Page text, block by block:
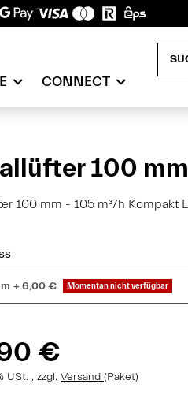
CONNECT
100
100 mm - 105 m³/h Kompakt
+ 6,00 € Momentan nicht verfügbar
€
USt. , zzgl. Versand (Paket)